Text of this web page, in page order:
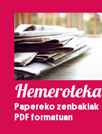
Hemeroteka
Papereko zenbakiak
PDF formatuan